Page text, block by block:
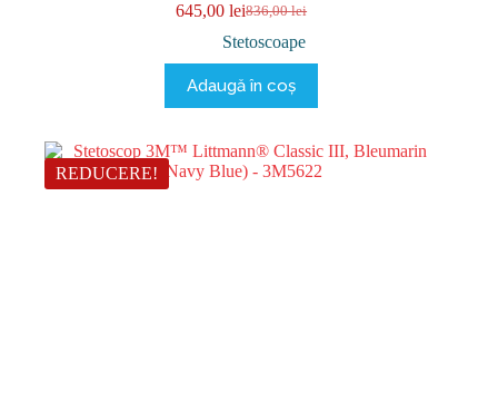
836,00lei
Prețul
inițial
a
fost:
836,00 lei.
645,00leiPrețul
curent
este:
645,00 lei.
Stetoscoape
Adaugă în coș
REDUCERE!